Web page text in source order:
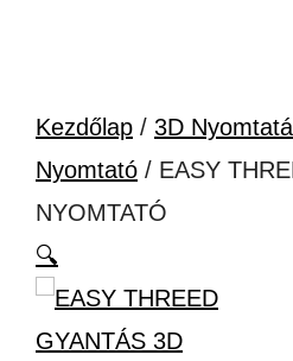
Kezdőlap / 3D
Nyomtató / EASY
NYOMTATÓ
🔍